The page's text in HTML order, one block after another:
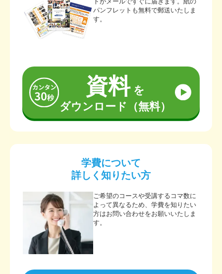
パンフレットも無料で郵送いたしま
す。
資料を
ダウンロード（無料）
学費について
詳しく知りたい方
ご希望のコースや受講するコマ数に
よって異なるため、学費を知りたい
方はお問い合わせをお願いいたしま
す。